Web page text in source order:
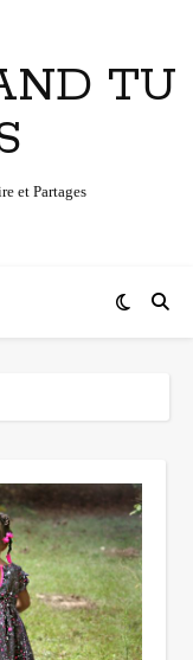
TU
et Partages